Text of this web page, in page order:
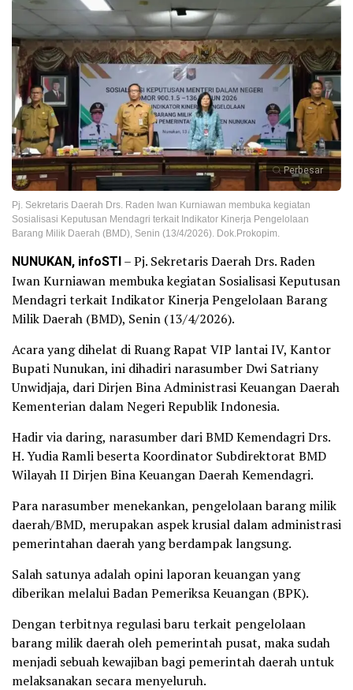
Perbesar
Pj. Sekretaris Daerah Drs. Raden Iwan Kurniawan membuka kegiatan
Sosialisasi Keputusan Mendagri terkait Indikator Kinerja Pengelolaan
Barang Milik Daerah (BMD), Senin (13/4/2026). Dok.Prokopim.
NUNUKAN, infoSTI– Pj. Sekretaris Daerah Drs. Raden
Iwan Kurniawan membuka kegiatan Sosialisasi Keputusan
Mendagri terkait Indikator Kinerja Pengelolaan Barang
Milik Daerah (BMD), Senin (13/4/2026).
Acara yang dihelat di Ruang Rapat VIP lantai IV, Kantor
Bupati Nunukan, ini dihadiri narasumber Dwi Satriany
Unwidjaja, dari Dirjen Bina Administrasi Keuangan Daerah
Kementerian dalam Negeri Republik Indonesia.
Hadir via daring, narasumber dari BMD Kemendagri Drs.
H. Yudia Ramli beserta Koordinator Subdirektorat BMD
Wilayah II Dirjen Bina Keuangan Daerah Kemendagri.
Para narasumber menekankan, pengelolaan barang milik
daerah/BMD, merupakan aspek krusial dalam administrasi
pemerintahan daerah yang berdampak langsung.
Salah satunya adalah opini laporan keuangan yang
diberikan melalui Badan Pemeriksa Keuangan (BPK).
Dengan terbitnya regulasi baru terkait pengelolaan
barang milik daerah oleh pemerintah pusat, maka sudah
menjadi sebuah kewajiban bagi pemerintah daerah untuk
melaksanakan secara menyeluruh.